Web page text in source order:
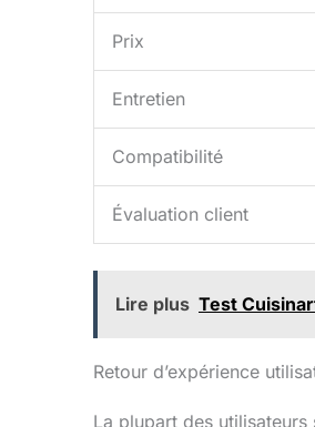
Prix
Entretien
Compatibilité
Évaluation client
Lire plus Test
Retour d’expérience
La plupart des